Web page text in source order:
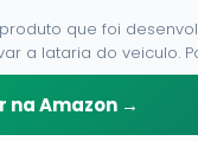
que foi
a lataria do veiculo.
qualquer superficie
na Amazon →